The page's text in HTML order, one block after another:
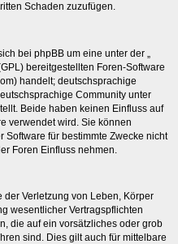
Schaden zuzufügen.
bei phpBB um eine unter der „
bereitgestellten Foren-Software
handelt; deutschsprachige
Community unter
Beide haben keinen Einfluss auf
verwendet wird. Sie können
für bestimmte Zwecke nicht
Foren Einfluss nehmen.
der Verletzung von Leben, Körper
wesentlicher Vertragspflichten
die auf ein vorsätzliches oder grob
sind. Dies gilt auch für mittelbare